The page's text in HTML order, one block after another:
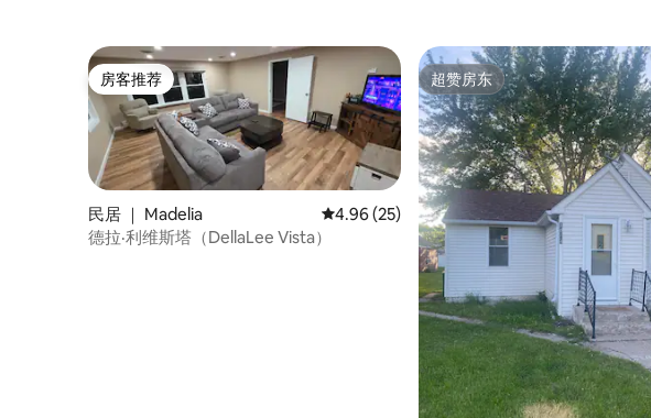
房客推荐
房客推荐
民居 ｜ Madelia 平均评分 4.96 分（满分 5 分），共 25 条评价
4.96 (25)
德拉·利维斯塔（DellaLee Vista）
超赞房东
超赞房东